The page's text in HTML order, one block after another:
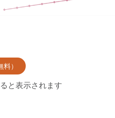
）
と表示されます